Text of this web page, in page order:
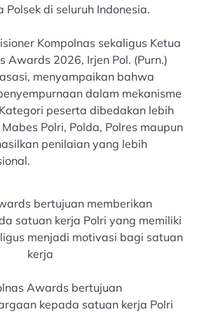
Polsek di seluruh Indonesia.
Kompolnas sekaligus Ketua
Awards 2026, Irjen Pol. (Purn.)
menyampaikan bahwa
dalam mekanisme
peserta dibedakan lebih
Polri, Polda, Polres maupun
penilaian yang lebih
bertujuan memberikan
satuan kerja Polri yang memiliki
menjadi motivasi bagi satuan
kerja
Awards bertujuan
kepada satuan kerja Polri